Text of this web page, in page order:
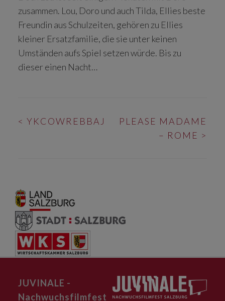
zusammen. Lou, Doro und auch Tilda, Ellies beste
Freundin aus Schulzeiten, gehören zu Ellies
kleiner Ersatzfamilie, die sie unter keinen
Umständen aufs Spiel setzen würde. Bis zu
dieser einen Nacht…
< YKCOWREBBAJ
PLEASE MADAME
– ROME >
JUVINALE -
Nachwuchsfilmfest